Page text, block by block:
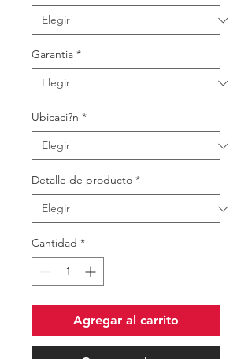
Garantia *
Ubicaci?n *
Detalle de producto *
Cantidad *
Agregar al carrito